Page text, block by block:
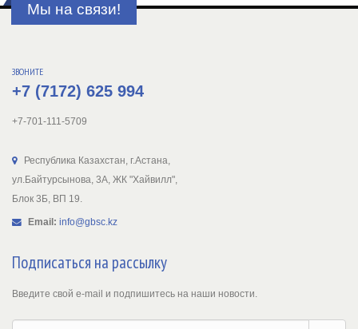
Мы на связи!
ЗВОНИТЕ
+7 (7172) 625 994
+7-701-111-5709
Республика Казахстан, г.Астана,
ул.Байтурсынова, 3А, ЖК "Хайвилл",
Блок 3Б, ВП 19.
Email: info@gbsc.kz
Подписаться на рассылку
Введите свой e-mail и подпишитесь на наши новости.